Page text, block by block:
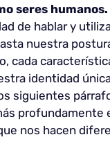
seres humanos.
de hablar y
nuestra
cada
identidad
siguientes
profundamente
nos hacen